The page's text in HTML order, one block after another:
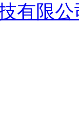
有限公